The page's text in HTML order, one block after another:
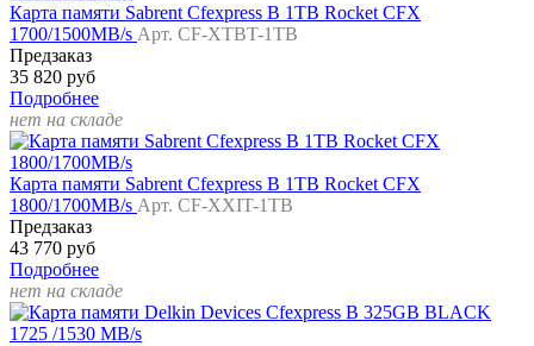
Карта памяти Sabrent Cfexpress B 1TB Rocket CFX
1700/1500MB/s Арт. CF-XTBT-1TB
Предзаказ
35 820 руб
Подробнее
нет на складе
Карта памяти Sabrent Cfexpress B 1TB Rocket CFX
1800/1700MB/s Арт. CF-XXIT-1TB
Предзаказ
43 770 руб
Подробнее
нет на складе